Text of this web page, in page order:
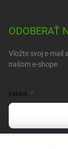
ODOBERAŤ
Vložte svoj e-mail
našom e-shope.
EMAIL
Vložením e-